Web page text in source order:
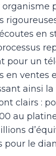
en
pour un
ventes
ainsi
clairs :
au
pour le